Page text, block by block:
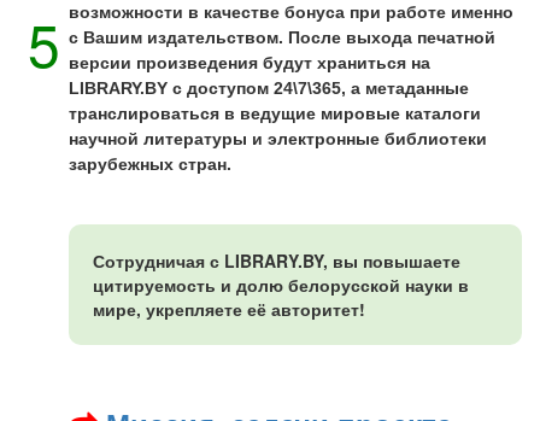
5
возможности в качестве бонуса при работе именно
с Вашим издательством. После выхода печатной
версии произведения будут храниться на
LIBRARY.BY с доступом 24\7\365, а метаданные
транслироваться в ведущие мировые каталоги
научной литературы и электронные библиотеки
зарубежных стран.
Сотрудничая с LIBRARY.BY, вы повышаете
цитируемость и долю белорусской науки в
мире, укрепляете её авторитет!